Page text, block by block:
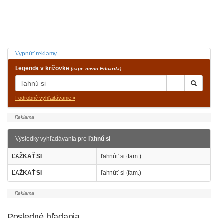
Vypnúť reklamy
Legenda v krížovke (napr. meno Eduarda)
Podrobné vyhľadávanie »
Výsledky vyhľadávania pre ľahnú si
ĽAŽKAŤ SI ľahnúť si (fam.)
ĽAŽKAŤ SI ľahnúť si (fam.)